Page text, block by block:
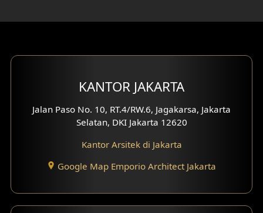
Desain Eksterior Villa
Desain Eksterior Ruko
Desain Eksterior Perumahan
Desain Ruko
Desain Hotel
KANTOR JAKARTA
Jalan Paso No. 10, RT.4/RW.6, Jagakarsa, Jakarta
Selatan, DKI Jakarta 12620
Kantor Arsitek di Jakarta
Google Map Emporio Architect Jakarta